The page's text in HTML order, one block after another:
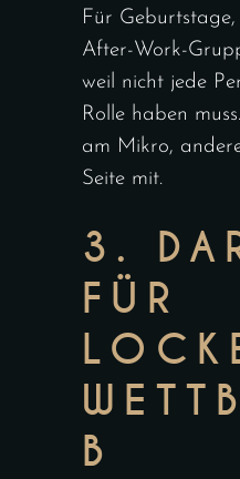
Für
After-Work-
weil nicht jede
Rolle haben
am Mikro,
Seite mit.
3.
FÜR
B